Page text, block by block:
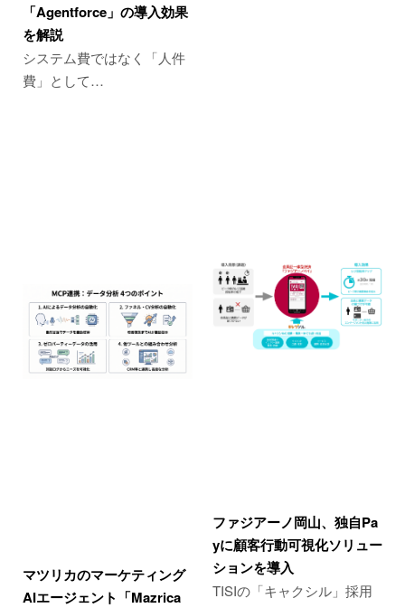
「Agentforce」の導入効果
を解説
システム費ではなく「人件
費」として…
マツリカのマーケティング
AIエージェント「Mazrica
ファジアーノ岡山、独自Pa
yに顧客行動可視化ソリュー
ションを導入
TISIの「キャクシル」採用